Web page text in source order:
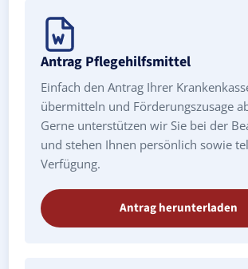
Antrag Pflegehilfsmittel
Einfach den Antrag Ihrer
übermitteln und Förderungszusage
Gerne unterstützen wir Sie bei der
und stehen Ihnen persönlich sowie
Verfügung.
Antrag herunterladen